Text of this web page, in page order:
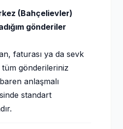
(Bahçelievler)
gönderiler
faturası ya da sevk
gönderileriniz
anlaşmalı
standart